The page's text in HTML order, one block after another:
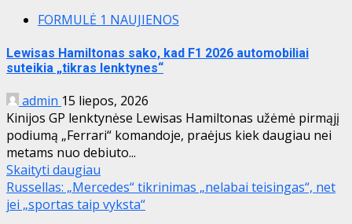
FORMULĖ 1 NAUJIENOS
Lewisas Hamiltonas sako, kad F1 2026 automobiliai
suteikia „tikras lenktynes“
admin 15 liepos, 2026
Kinijos GP lenktynėse Lewisas Hamiltonas užėmė pirmąjį
podiumą „Ferrari“ komandoje, praėjus kiek daugiau nei
metams nuo debiuto...
Skaityti daugiau
Russellas: „Mercedes“ tikrinimas „nelabai teisingas“, net
jei „sportas taip vyksta“